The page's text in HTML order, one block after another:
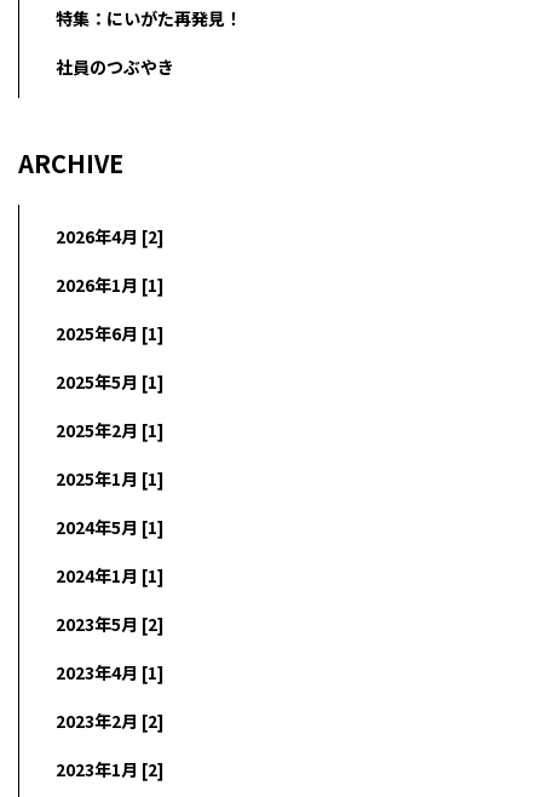
特集：にいがた再発見！
社員のつぶやき
ARCHIVE
2026年4月 [2]
2026年1月 [1]
2025年6月 [1]
2025年5月 [1]
2025年2月 [1]
2025年1月 [1]
2024年5月 [1]
2024年1月 [1]
2023年5月 [2]
2023年4月 [1]
2023年2月 [2]
2023年1月 [2]